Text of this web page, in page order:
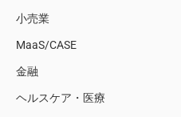
小売業
MaaS/CASE
金融
ヘルスケア・医療